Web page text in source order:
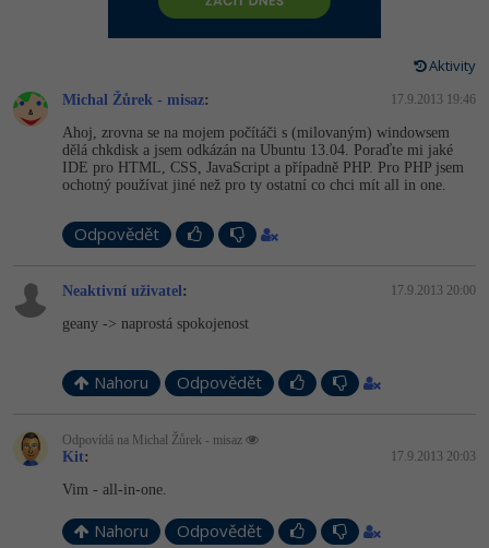
HTML5, CSS3, Bootstrap, SEO
SQL a databáze
Testování a verzování
UML a návrhové vzory
React
Spring
Django
Best practices
PHP
JavaScript
Python
HTML / CSS
UML a návrhové vzory
MySQL/MariaDB
SQLite
Vývojář mobilních aplikací
Webdesigner
Tester
Grafik / UX/UI návrhář
3D grafik
Copywriter
-80%
C++ -80%
Swift -80%
C -80%
VB.NET
SQL
Návrh SW
Algoritmy -41%
Digitální gramotnost
WordPress
SEO -30%
UX
Business
Kryptoměny -25%
Copywriting -30%
MS Office
Google Dokumenty
Time management
Aktivity
Michal Žůrek - misaz: 17.9.2013 19:46
Ahoj, zrovna se na mojem počítáči s (milovaným) windowsem
dělá chkdisk a jsem odkázán na Ubuntu 13.04. Poraďte mi jaké
IDE pro HTML, CSS, JavaScript a případně PHP. Pro PHP jsem
ochotný používat jiné než pro ty ostatní co chci mít all in one.
Odpovědět
Neaktivní uživatel: 17.9.2013 20:00
geany -> naprostá spokojenost
Nahoru Odpovědět
Odpovídá na Michal Žůrek - misaz
Kit: 17.9.2013 20:03
Vim - all-in-one.
Nahoru Odpovědět